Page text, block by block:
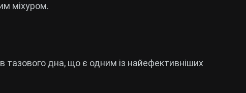
міхуром.
тазового дна, що є одним із найефективніших